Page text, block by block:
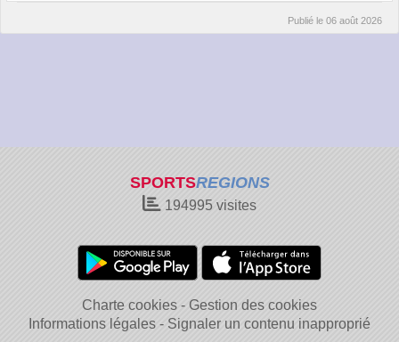
Publié le 06 août 2026
SPORTSREGIONS
194995 visites
Charte cookies
Gestion des cookies
Informations légales
Signaler un contenu inapproprié